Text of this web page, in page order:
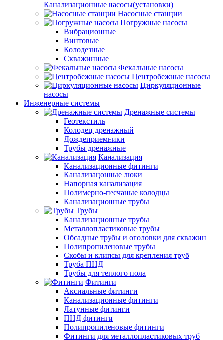
Канализационные насосы(установки)
Насосные станции
Погружные насосы
Вибрационные
Винтовые
Колодезные
Скважинные
Фекальные насосы
Центробежные насосы
Циркуляционные
насосы
Инженерные системы
Дренажные системы
Геотекстиль
Колодец дренажный
Дождеприемники
Трубы дренажные
Канализация
Канализационные фитинги
Канализацонные люки
Напорная канализация
Полимерно-песчаные колодцы
Канализационные трубы
Трубы
Канализационные трубы
Металлопластиковые трубы
Обсадные трубы и оголовки для скважин
Полипропиленовые трубы
Скобы и клипсы для крепления труб
Труба ПНД
Трубы для теплого пола
Фитинги
Аксиальные фитинги
Канализационные фитинги
Латунные фитинги
ПНД фитинги
Полипропиленовые фитинги
Фитинги для металлопластиковых труб